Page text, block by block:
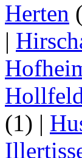
Herten
|
(1) |